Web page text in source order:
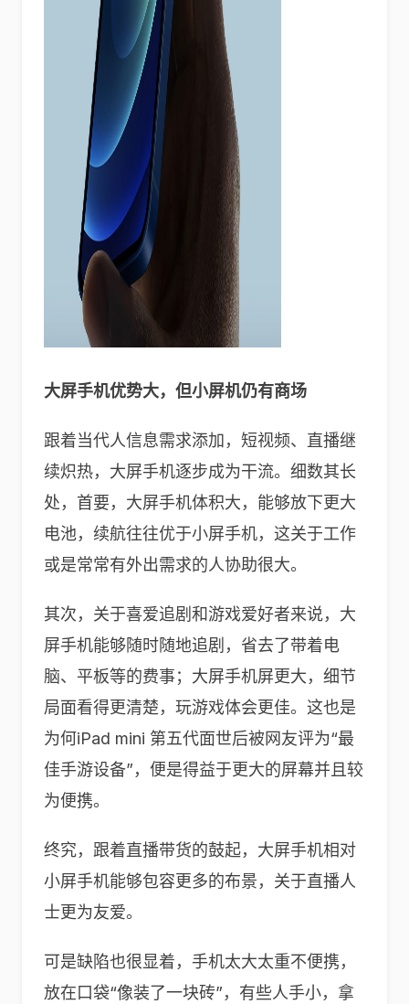
大屏手机优势大， 但小屏机仍有商场
跟着当代人信息需求添加，短视频、直播继
续炽热，大屏手机逐步成为干流。细数其长
处，首要，大屏手机体积大，能够放下更大
电池，续航往往优于小屏手机，这关于工作
或是常常有外出需求的人协助很大。
其次，关于喜爱追剧和游戏爱好者来说，大
屏手机能够随时随地追剧，省去了带着电
脑、平板等的费事；大屏手机屏更大，细节
局面看得更清楚，玩游戏体会更佳。这也是
为何iPad mini 第五代面世后被网友评为“最
佳手游设备”，便是得益于更大的屏幕并且较
为便携。
终究，跟着直播带货的鼓起，大屏手机相对
小屏手机能够包容更多的布景，关于直播人
士更为友爱。
可是缺陷也很显着，手机太大太重不便携，
放在口袋“像装了一块砖”，有些人手小，拿